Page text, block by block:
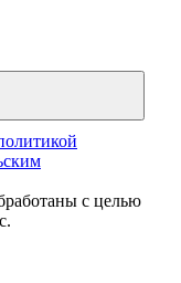
с целью